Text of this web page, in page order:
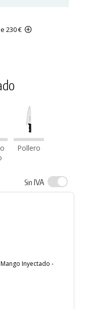
230 €
Pollero
Sin IVA
Inyectado -